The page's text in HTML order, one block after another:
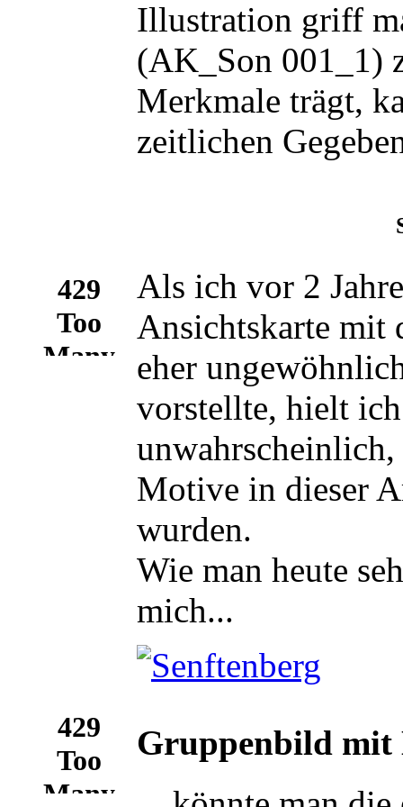
Illustration griff
(AK_Son 001_1)
Merkmale trägt,
zeitlichen
Als ich vor 2
Ansichtskarte mit
eher
vorstellte, hielt
unwahrscheinlich,
Motive in dieser
wurden.
Wie man heute
mich...
Gruppenbild mit